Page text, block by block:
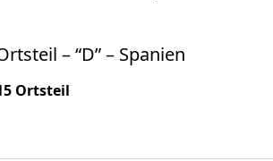
– “D” – Spanien
Ortsteil